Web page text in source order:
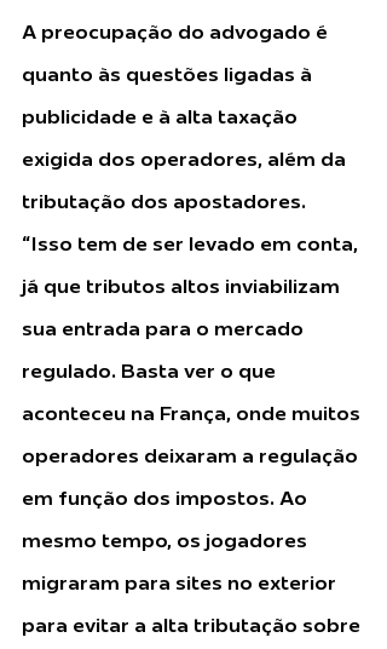
A preocupação do advogado é
quanto às questões ligadas à
publicidade e à alta taxação
exigida dos operadores, além da
tributação dos apostadores.
“Isso tem de ser levado em conta,
já que tributos altos inviabilizam
sua entrada para o mercado
regulado. Basta ver o que
aconteceu na França, onde muitos
operadores deixaram a regulação
em função dos impostos. Ao
mesmo tempo, os jogadores
migraram para sites no exterior
para evitar a alta tributação sobre